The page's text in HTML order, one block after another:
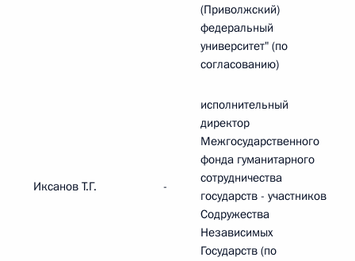
(Приволжский)
федеральный
университет" (по
согласованию)
Иксанов Т.Г. -
исполнительный
директор
Межгосударственного
фонда гуманитарного
сотрудничества
государств - участников
Содружества
Независимых
Государств (по